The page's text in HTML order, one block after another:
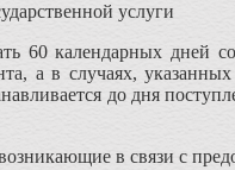
услуги
60 календарных дней
а в случаях,
до дня
в связи с